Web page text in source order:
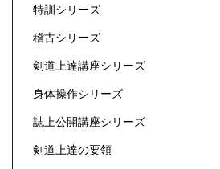
特訓シリーズ
稽古シリーズ
剣道上達講座シリーズ
身体操作シリーズ
誌上公開講座シリーズ
剣道上達の要領